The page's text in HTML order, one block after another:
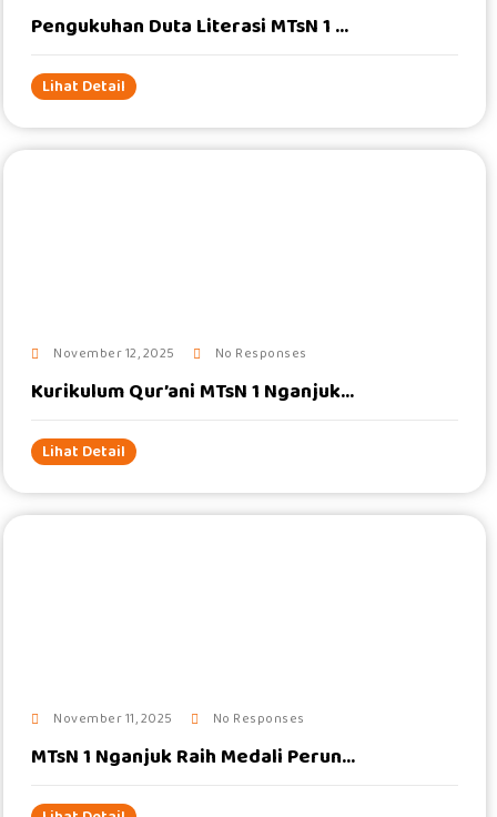
Pengukuhan Duta Literasi MTsN 1 ...
Lihat Detail
November 12, 2025 No Responses
Kurikulum Qur’ani MTsN 1 Nganjuk...
Lihat Detail
November 11, 2025 No Responses
MTsN 1 Nganjuk Raih Medali Perun...